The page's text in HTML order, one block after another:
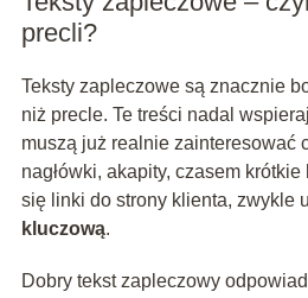
precli?
Teksty zapleczowe są znacznie
niż precle. Te treści nadal
muszą już realnie zainteresować
nagłówki, akapity, czasem
się linki do strony klienta, zwykle
kluczową.
Dobry tekst zapleczowy